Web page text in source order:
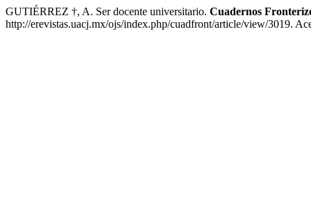
GUTIÉRREZ †, A. Ser docente universitario. Cuadernos
http://erevistas.uacj.mx/ojs/index.php/cuadfront/article/view/3019.